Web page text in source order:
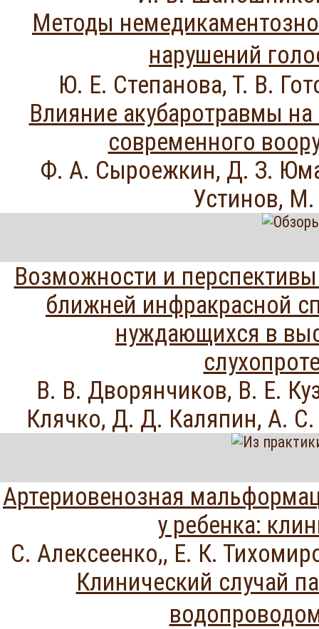
Методы
нарушений
Ю. Е. Степанова, Т. В.
Влияние акубаротравмы на
современного
Ф. А. Сыроежкин, Д. З.
Устинов,
Возможности и
ближней инфракрасной
нуждающихся в
В. В. Дворянчиков, В. Е.
Клячко, Д. Д. Каляпин, А.
Артериовенозная
у ребенка:
С. Алексеенко,, Е. К.
Клинический случай